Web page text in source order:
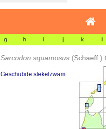
g h i j k l
Sarcodon squamosus (Schaeff.)
Geschubde stekelzwam